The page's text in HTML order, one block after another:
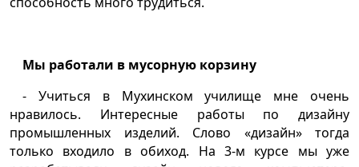
Мы работали в мусорную корзину
- Учиться в Мухинском училище мне очень
нравилось. Интересные работы по дизайну
промышленных изделий. Слово «дизайн» тогда
только входило в обиход. На 3-м курсе мы уже